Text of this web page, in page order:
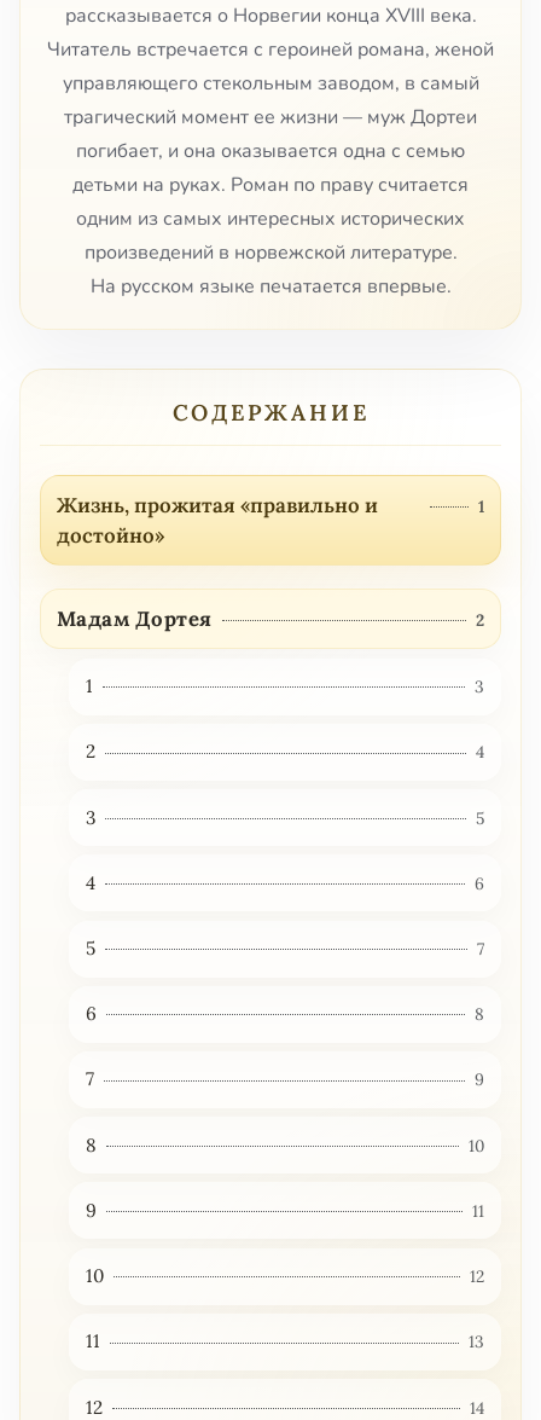
рассказывается о Норвегии конца XVIII века.
Читатель встречается с героиней романа, женой
управляющего стекольным заводом, в самый
трагический момент ее жизни — муж Дортеи
погибает, и она оказывается одна с семью
детьми на руках. Роман по праву считается
одним из самых интересных исторических
произведений в норвежской литературе.
На русском языке печатается впервые.
СОДЕРЖАНИЕ
Жизнь, прожитая «правильно и
достойно»
1
Мадам Дортея 2
1 3
2 4
3 5
4 6
5 7
6 8
7 9
8 10
9 11
10 12
11 13
12 14